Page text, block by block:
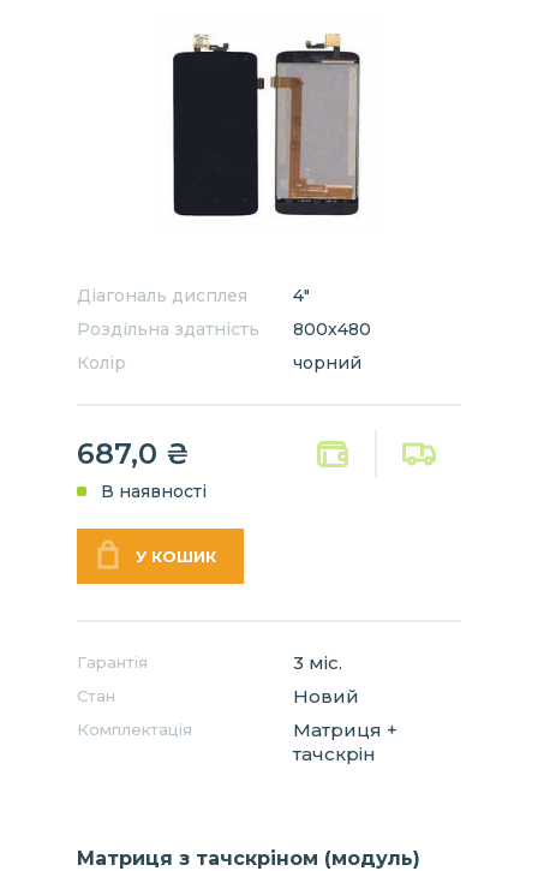
Діагональ дисплея
4"
Роздільна здатність
800x480
Колір
чорний
687,0 ₴
В наявності
Гарантія 3 міс.
Стан Новий
Комплектація
Матриця +
тачскрін
Матриця з тачскріном (модуль)